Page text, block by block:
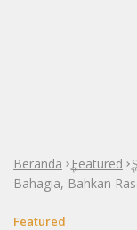
Beranda »Featured
Bahagia, Bahkan
Featured